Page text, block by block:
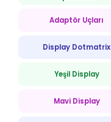
Adaptör Uçları
Display Dotmatrix
Yeşil Display
Mavi Display